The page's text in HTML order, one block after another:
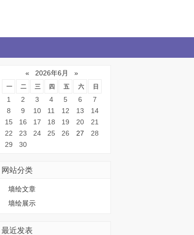
« 2026年6月 »
一 二 三 四 五 六 日
1 2 3 4 5 6
7
8
9 10 11 12 13
14
15
16 17 18 19 20
21
22
23 24 25 26 27
28
29
30
网站分类
墙绘文章
墙绘展示
最近发表